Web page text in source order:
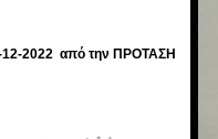
12-2022 από την ΠΡΟΤΑΣΗ